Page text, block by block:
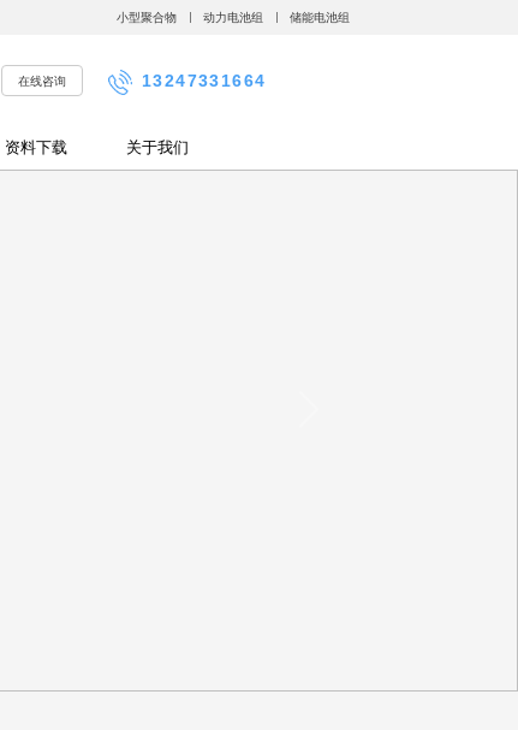
小型聚合物 动力电池组 储能电池组
在线咨询 13247331664
资料下载 关于我们